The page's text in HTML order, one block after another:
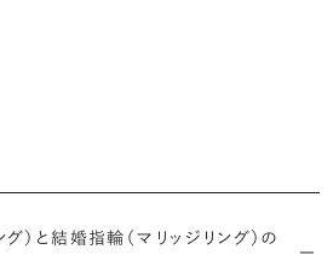
）と結婚指輪（マリッジリング）の